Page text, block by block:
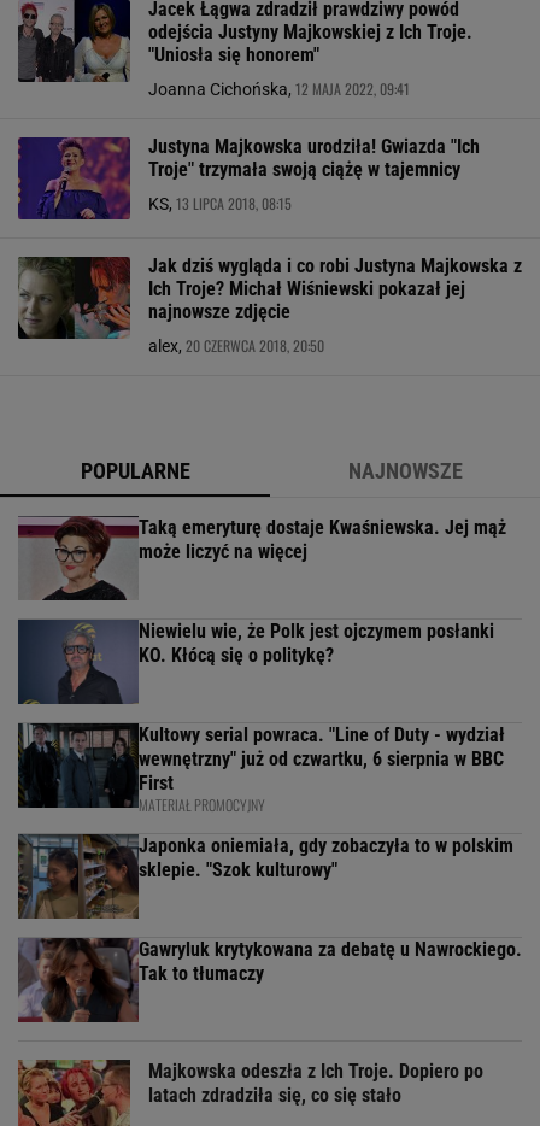
Jacek Łągwa zdradził prawdziwy powód
odejścia Justyny Majkowskiej z Ich Troje.
"Uniosła się honorem"
Joanna Cichońska, 12 MAJA 2022, 09:41
Justyna Majkowska urodziła! Gwiazda "Ich
Troje" trzymała swoją ciążę w tajemnicy
KS, 13 LIPCA 2018, 08:15
Jak dziś wygląda i co robi Justyna Majkowska z
Ich Troje? Michał Wiśniewski pokazał jej
najnowsze zdjęcie
alex, 20 CZERWCA 2018, 20:50
POPULARNE NAJNOWSZE
Taką emeryturę dostaje Kwaśniewska. Jej mąż
może liczyć na więcej
Niewielu wie, że Polk jest ojczymem posłanki
KO. Kłócą się o politykę?
Kultowy serial powraca. "Line of Duty - wydział
wewnętrzny" już od czwartku, 6 sierpnia w BBC
First
MATERIAŁ PROMOCYJNY
Japonka oniemiała, gdy zobaczyła to w polskim
sklepie. "Szok kulturowy"
Gawryluk krytykowana za debatę u Nawrockiego.
Tak to tłumaczy
Majkowska odeszła z Ich Troje. Dopiero po
latach zdradziła się, co się stało